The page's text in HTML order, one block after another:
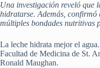
Una investigación reveló que
hidratarse. Además, confirmó
múltiples bondades nutritivas
La leche hidrata mejor el
Facultad de Medicina de St.
Ronald Maughan.